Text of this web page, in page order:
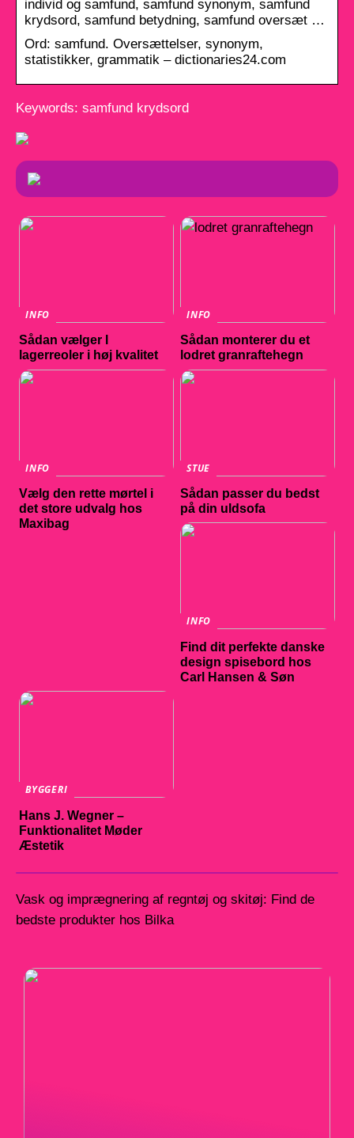
individ og samfund, samfund synonym, samfund
krydsord, samfund betydning, samfund oversæt …
Ord: samfund. Oversættelser, synonym,
statistikker, grammatik – dictionaries24.com
Keywords: samfund krydsord
INFO
Sådan vælger I
lagerreoler i høj kvalitet
INFO
Sådan monterer du et
lodret granraftehegn
INFO
Vælg den rette mørtel i
det store udvalg hos
Maxibag
STUE
Sådan passer du bedst
på din uldsofa
INFO
Find dit perfekte danske
design spisebord hos
Carl Hansen & Søn
BYGGERI
Hans J. Wegner –
Funktionalitet Møder
Æstetik
Vask og imprægnering af regntøj og skitøj: Find de
bedste produkter hos Bilka